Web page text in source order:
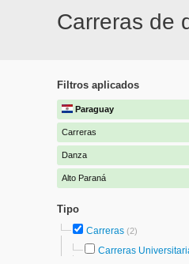
Carreras de
Filtros aplicados
Paraguay
Carreras
Danza
Alto Paraná
Tipo
Carreras (2)
Carreras